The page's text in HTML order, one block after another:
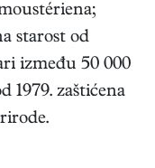
starost od
između 50 000
1979. zaštićena